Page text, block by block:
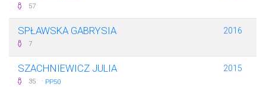
57
SPŁAWSKA GABRYSIA
7
2016
SZACHNIEWICZ JULIA
35 · PP50
2015